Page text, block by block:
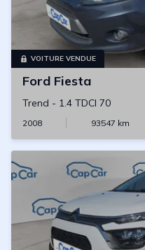
VOITURE VENDUE
Ford Fiesta
Trend - 1.4 TDCI 70
2008 93547 km